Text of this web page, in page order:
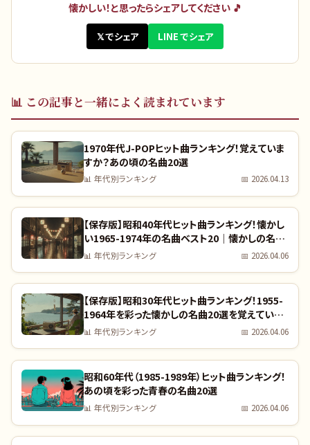
懐かしい！と思ったらシェアしてください 🎵
𝕏 でシェア LINE でシェア
📊 この記事と一緒によく読まれています
1970年代J-POPヒット曲ランキング！覚えていま
すか？あの頃の名曲20選
📊 年代別ランキング 📅 2026.04.13
【保存版】昭和40年代ヒット曲ランキング！懐かし
い1965-1974年の名曲ベスト20｜懐かしの名曲
完全リスト
📊 年代別ランキング 📅 2026.04.06
【保存版】昭和30年代ヒット曲ランキング！1955-
1964年を彩った懐かしの名曲20選を覚えていま
すか？｜全曲リスト付き
📊 年代別ランキング 📅 2026.04.06
昭和60年代（1985-1989年）ヒット曲ランキング！
あの頃を彩った青春の名曲20選
📊 年代別ランキング 📅 2026.04.06